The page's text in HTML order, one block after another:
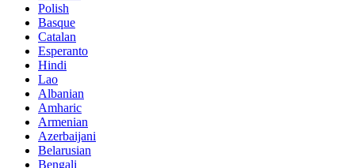
Polish
Basque
Catalan
Esperanto
Hindi
Lao
Albanian
Amharic
Armenian
Azerbaijani
Belarusian
Bengali